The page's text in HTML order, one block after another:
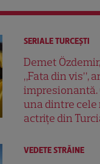
SERIALE TURCEŞTI
Demet
„Fata din vis”,
impresionantă.
una dintre cele
actrițe din
VEDETE STRĂINE